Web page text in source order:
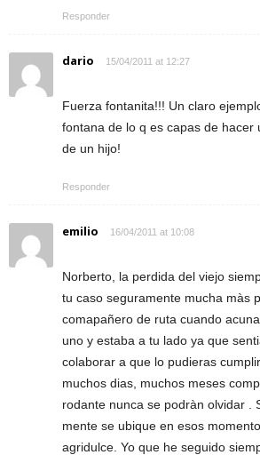
Responder
dario 15/04/2011 at 12:27
Fuerza fontanita!!! Un claro
fontana de lo q es capas de hacer
de un hijo!
Responder
emilio 16/04/2011 at 10:08
Norberto, la perdida del viejo
tu caso seguramente mucha màs
comapañero de ruta cuando
uno y estaba a tu lado ya que
colaborar a que lo pudieras
muchos dias, muchos meses
rodante nunca se podràn olvidar .
mente se ubique en esos
agridulce. Yo que he seguido